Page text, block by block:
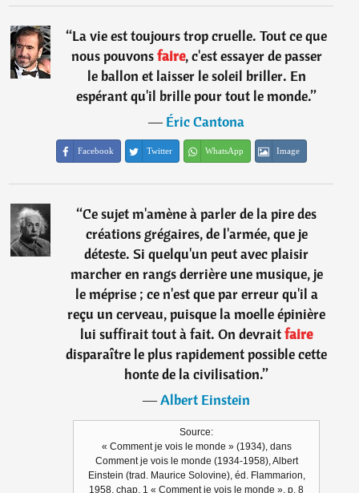
“La vie est toujours trop cruelle. Tout ce que
nous pouvonsfaire, c'est essayer de passer
le ballon et laisser le soleil briller. En
espérant qu'il brille pour tout le monde.”
―Éric Cantona
Facebook Twitter WhatsApp Image
“Ce sujet m'amène à parler de la pire des
créations grégaires, de l'armée, que je
déteste. Si quelqu'un peut avec plaisir
marcher en rangs derrière une musique, je
le méprise ; ce n'est que par erreur qu'il a
reçu un cerveau, puisque la moelle épinière
lui suffirait tout à fait. On devraitfaire
disparaître le plus rapidement possible cette
honte de la civilisation.”
―Albert Einstein
Source:
« Comment je vois le monde » (1934), dans
Comment je vois le monde (1934-1958), Albert
Einstein (trad. Maurice Solovine), éd. Flammarion,
1958, chap. 1 « Comment je vois le monde », p. 8